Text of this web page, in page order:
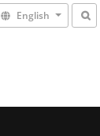
English